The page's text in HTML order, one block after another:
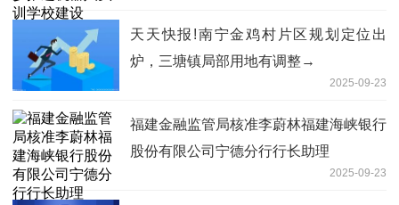
天天快报!南宁金鸡村片区规划定位出
炉，三塘镇局部用地有调整→
2025-09-23
福建金融监管局核准李蔚林福建海峡银行
股份有限公司宁德分行行长助理
2025-09-23